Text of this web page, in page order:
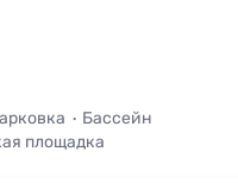
Бассейн
площадка